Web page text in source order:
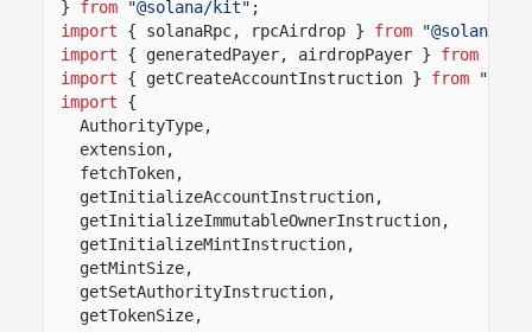
} from "@solana/kit" ;
import
{ solanaRpc, rpcAirdrop } from
"@solana/
import
{ generatedPayer, airdropPayer } from
import
{ getCreateAccountInstruction } from
import
{
AuthorityType,
extension,
fetchToken,
getInitializeAccountInstruction,
getInitializeImmutableOwnerInstruction,
getInitializeMintInstruction,
getMintSize,
getSetAuthorityInstruction,
getTokenSize,